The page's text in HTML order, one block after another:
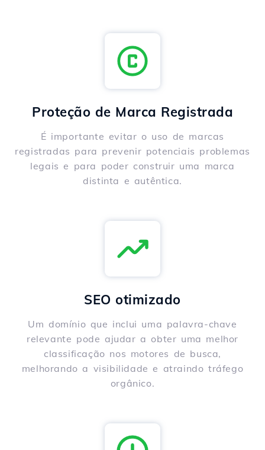
Proteção de Marca Registrada
É importante evitar o uso de marcas
registradas para prevenir potenciais problemas
legais e para poder construir uma marca
distinta e autêntica.
SEO otimizado
Um domínio que inclui uma palavra-chave
relevante pode ajudar a obter uma melhor
classificação nos motores de busca,
melhorando a visibilidade e atraindo tráfego
orgânico.